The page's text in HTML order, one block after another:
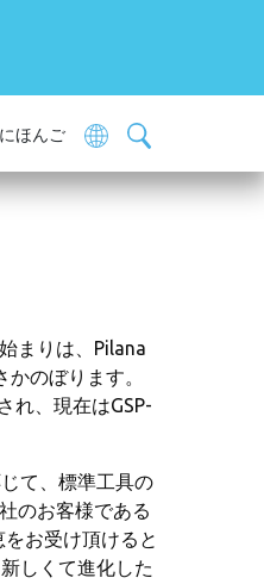
にほんご
まりは、Pilana
のぼります。
れ、現在はGSP-
て、標準工具の
のお客様である
お受け頂けると
しくて進化した